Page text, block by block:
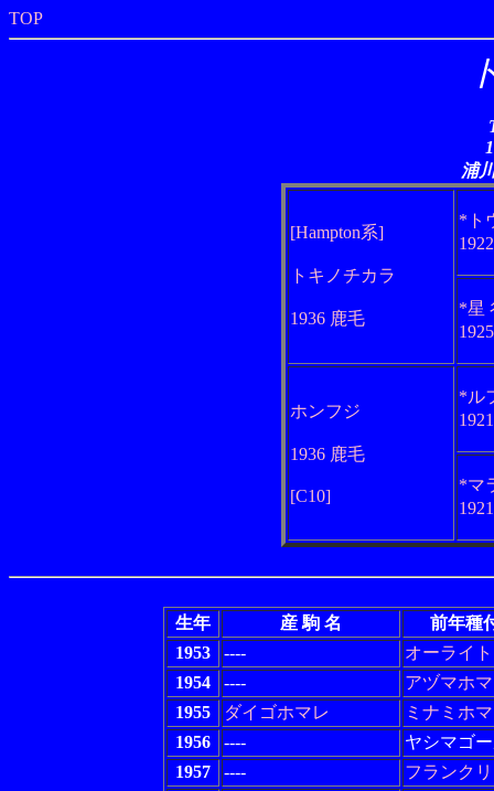
TOP
浦
[Hampton系]
トキノチカラ
1936 鹿毛
*ト
*星
ホンフジ
1936 鹿毛
[C10]
*ル
*マ
生年 産 駒 名
前年種
1953
----
オーライト
1954
----
アヅマホ
1955
ダイゴホマレ
ミナミホ
1956
----
ヤシマゴ
1957
----
フランク